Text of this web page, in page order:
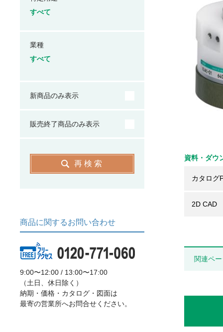
資料・ダウ
カタログ
2D CAD
関連ペ
すべて
業種
すべて
新商品のみ表示
販売終了商品のみ表示
再検索
商品に関するお問い合わせ
9:00〜12:00 / 13:00〜17:00
（土日、休日除く）
納期・価格・カタログ・図面は
最寄の営業所へお問合せください。